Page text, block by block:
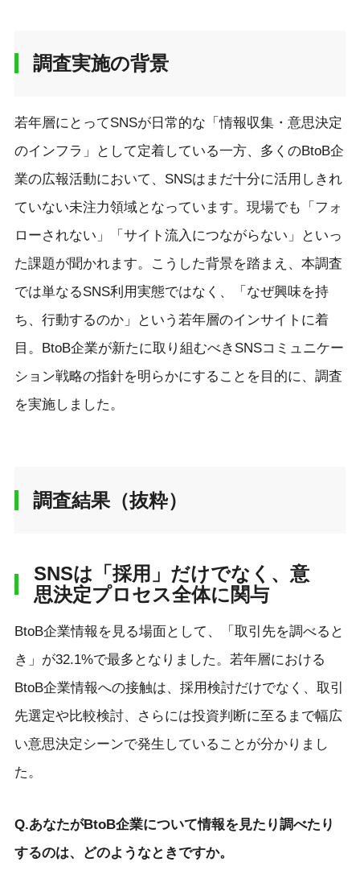
調査実施の背景
若年層にとってSNSが日常的な「情報収集・意思決定
のインフラ」として定着している一方、多くのBtoB企
業の広報活動において、SNSはまだ十分に活用しきれ
ていない未注力領域となっています。現場でも「フォ
ローされない」「サイト流入につながらない」といっ
た課題が聞かれます。こうした背景を踏まえ、本調査
では単なるSNS利用実態ではなく、「なぜ興味を持
ち、行動するのか」という若年層のインサイトに着
目。BtoB企業が新たに取り組むべきSNSコミュニケー
ション戦略の指針を明らかにすることを目的に、調査
を実施しました。
調査結果（抜粋）
SNSは「採用」だけでなく、意
思決定プロセス全体に関与
BtoB企業情報を見る場面として、「取引先を調べると
き」が32.1%で最多となりました。若年層における
BtoB企業情報への接触は、採用検討だけでなく、取引
先選定や比較検討、さらには投資判断に至るまで幅広
い意思決定シーンで発生していることが分かりまし
た。
Q.あなたがBtoB企業について情報を⾒たり調べたり
するのは、どのようなときですか。